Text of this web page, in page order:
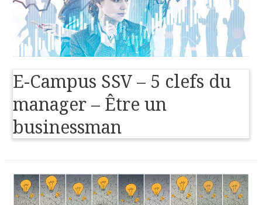
E-Campus SSV – 5 clefs du
manager – Être un
businessman